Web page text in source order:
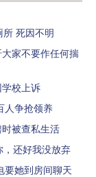
死因不明
家不要作任何揣
校上诉
人争抢领养
被查私生活
还好我没放弃
要她到房间聊天